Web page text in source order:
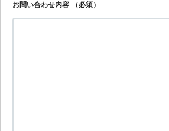
お問い合わせ内容 （必須）